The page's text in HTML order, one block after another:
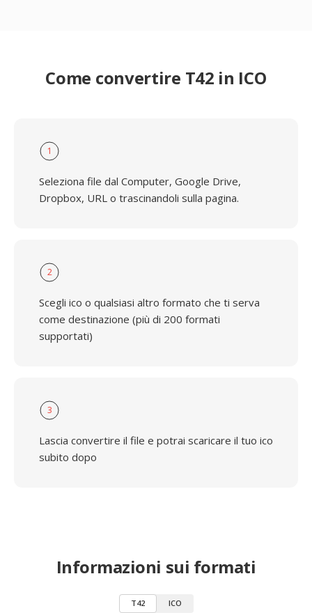
Come convertire T42 in ICO
1
Seleziona file dal Computer, Google Drive,
Dropbox, URL o trascinandoli sulla pagina.
2
Scegli ico o qualsiasi altro formato che ti serva
come destinazione (più di 200 formati
supportati)
3
Lascia convertire il file e potrai scaricare il tuo ico
subito dopo
Informazioni sui formati
T42 ICO